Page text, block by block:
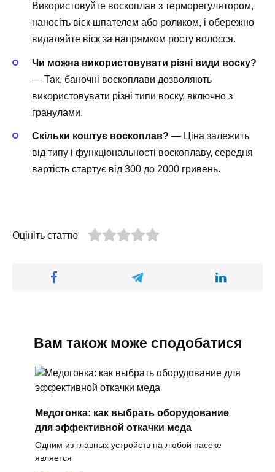
Використовуйте воскоплав з терморегулятором,
наносіть віск шпателем або роликом, і обережно
видаляйте віск за напрямком росту волосся.
Чи можна використовувати різні види воску?
— Так, баночні воскоплави дозволяють
використовувати різні типи воску, включно з
гранулами.
Скільки коштує воскоплав? — Ціна залежить
від типу і функціональності воскоплаву, середня
вартість стартує від 300 до 2000 гривень.
Оцініть статтю
Вам також може сподобатися
Медогонка: как выбрать оборудование
для эффективной откачки меда
Одним из главных устройств на любой пасеке
является